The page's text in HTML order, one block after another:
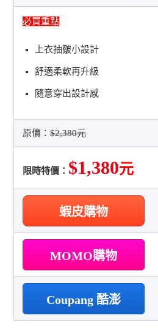
必買重點
上衣抽皺小設計
舒適柔軟再升級
隨意穿出設計感
原價：$2,380元
限時特價： $1,380元
蝦皮購物
MOMO購物
Coupang 酷澎